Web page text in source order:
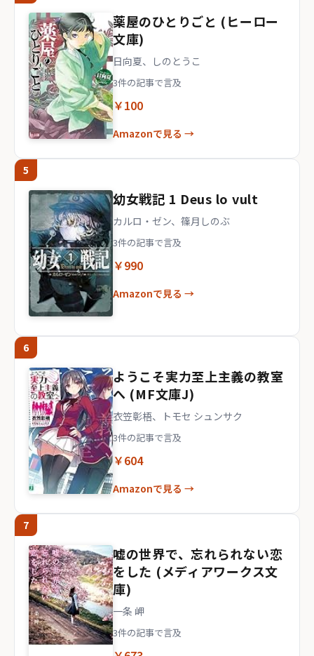
薬屋のひとりごと (ヒーロー
文庫)
日向夏、しのとうこ
3件の記事で言及
￥100
Amazonで見る →
5
幼女戦記 1 Deus lo vult
カルロ・ゼン、篠月しのぶ
3件の記事で言及
￥990
Amazonで見る →
6
ようこそ実力至上主義の教室
へ (MF文庫J)
衣笠彰梧、トモセ シュンサク
3件の記事で言及
￥604
Amazonで見る →
7
嘘の世界で、忘れられない恋
をした (メディアワークス文
庫)
一条 岬
3件の記事で言及